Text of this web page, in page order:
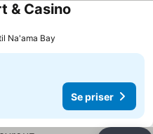
& Casino
Na'ama Bay
Se priser